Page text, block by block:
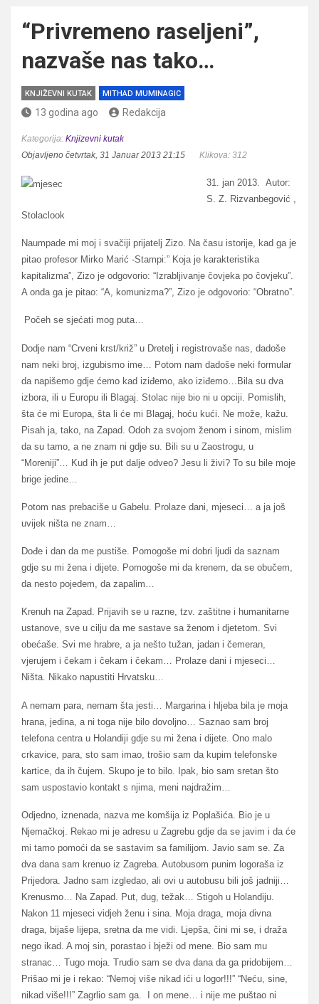
“Privremeno raseljeni”,
nazvaše nas tako…
KNJIŽEVNI KUTAK MITHAD MUMINAGIC
13 godina ago Redakcija
Kategorija: Knjizevni kutak
Objavljeno četvrtak, 31 Januar 2013 21:15
Klikova: 312
31. jan 2013. Autor:
S. Z. Rizvanbegović ,
Stolaclook
Naumpade mi moj i svačiji prijatelj Zizo. Na času istorije, kad ga je
pitao profesor Mirko Marić -Stampi:” Koja je karakteristika
kapitalizma”, Zizo je odgovorio: “Izrabljivanje čovjeka po čovjeku”.
A onda ga je pitao: “A, komunizma?”, Zizo je odgovorio: “Obratno”.
Počeh se sjećati mog puta…
Dodje nam “Crveni krst/križ” u Dretelj i registrovaše nas, dadoše
nam neki broj, izgubismo ime… Potom nam dadoše neki formular
da napišemo gdje ćemo kad iziđemo, ako iziđemo…Bila su dva
izbora, ili u Europu ili Blagaj. Stolac nije bio ni u opciji. Pomislih,
šta će mi Europa, šta li će mi Blagaj, hoću kući. Ne može, kažu.
Pisah ja, tako, na Zapad. Odoh za svojom ženom i sinom, mislim
da su tamo, a ne znam ni gdje su. Bili su u Zaostrogu, u
“Moreniji”… Kud ih je put dalje odveo? Jesu li živi? To su bile moje
brige jedine…
Potom nas prebaciše u Gabelu. Prolaze dani, mjeseci… a ja još
uvijek ništa ne znam…
Dođe i dan da me pustiše. Pomogoše mi dobri ljudi da saznam
gdje su mi žena i dijete. Pomogoše mi da krenem, da se obučem,
da nesto pojedem, da zapalim…
Krenuh na Zapad. Prijavih se u razne, tzv. zaštitne i humanitarne
ustanove, sve u cilju da me sastave sa ženom i djetetom. Svi
obećaše. Svi me hrabre, a ja nešto tužan, jadan i čemeran,
vjerujem i čekam i čekam i čekam… Prolaze dani i mjeseci…
Ništa. Nikako napustiti Hrvatsku…
A nemam para, nemam šta jesti… Margarina i hljeba bila je moja
hrana, jedina, a ni toga nije bilo dovoljno… Saznao sam broj
telefona centra u Holandiji gdje su mi žena i dijete. Ono malo
crkavice, para, sto sam imao, trošio sam da kupim telefonske
kartice, da ih čujem. Skupo je to bilo. Ipak, bio sam sretan što
sam uspostavio kontakt s njima, meni najdražim…
Odjedno, iznenada, nazva me komšija iz Poplašića. Bio je u
Njemačkoj. Rekao mi je adresu u Zagrebu gdje da se javim i da će
mi tamo pomoći da se sastavim sa familijom. Javio sam se. Za
dva dana sam krenuo iz Zagreba. Autobusom punim logoraša iz
Prijedora. Jadno sam izgledao, ali ovi u autobusu bili još jadniji…
Krenusmo… Na Zapad. Put, dug, težak… Stigoh u Holandiju.
Nakon 11 mjeseci vidjeh ženu i sina. Moja draga, moja divna
draga, bijaše lijepa, sretna da me vidi. Ljepša, čini mi se, i draža
nego ikad. A moj sin, porastao i bježi od mene. Bio sam mu
stranac… Tugo moja. Trudio sam se dva dana da ga pridobijem…
Prišao mi je i rekao: “Nemoj više nikad ići u logor!!!” “Neću, sine,
nikad više!!!” Zagrlio sam ga. I on mene… i nije me puštao ni